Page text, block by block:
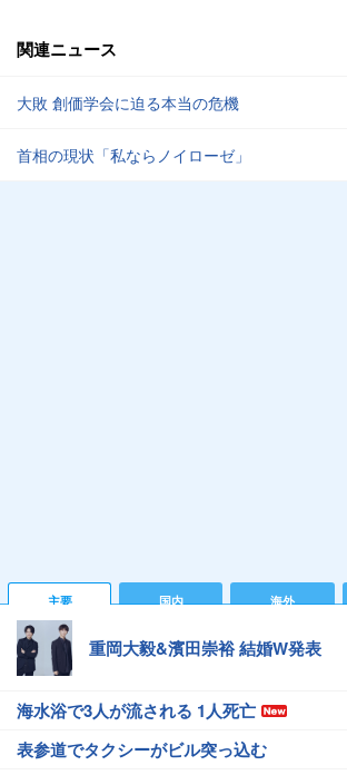
関連ニュース
大敗 創価学会に迫る本当の危機
首相の現状「私ならノイローゼ」
主要 国内 海外
重岡大毅&濱田崇裕 結婚W発表
海水浴で3人が流される 1人死亡
表参道でタクシーがビル突っ込む